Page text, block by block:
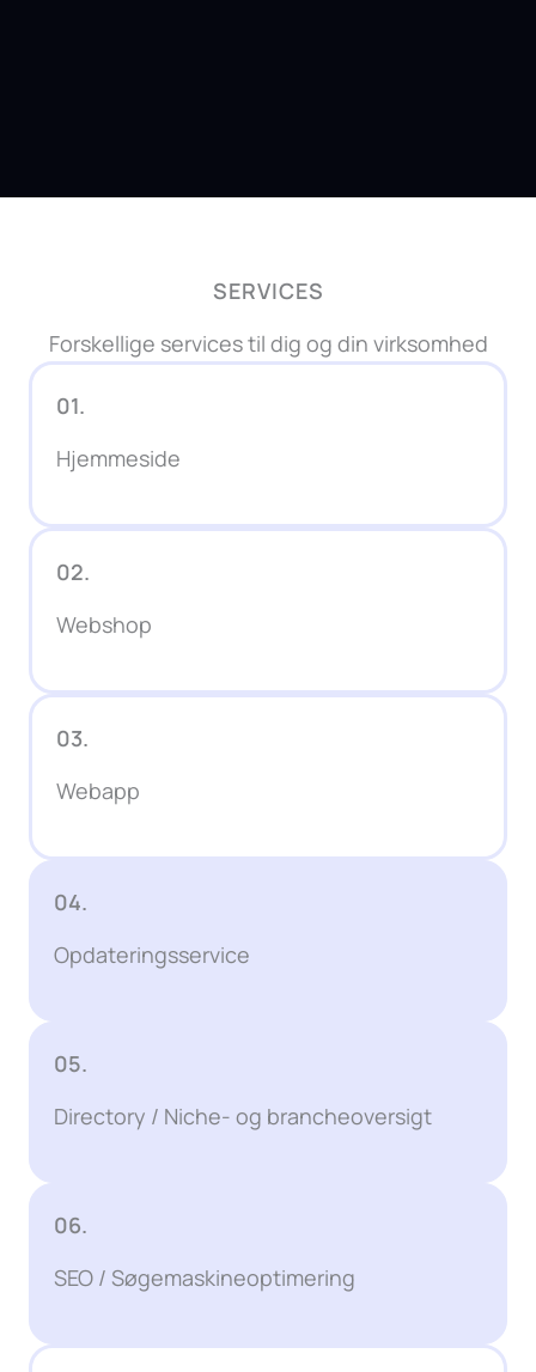
SERVICES
Forskellige services til dig og din virksomhed
01.
Hjemmeside
02.
Webshop
03.
Webapp
04.
Opdateringsservice
05.
Directory / Niche- og brancheoversigt
06.
SEO / Søgemaskineoptimering